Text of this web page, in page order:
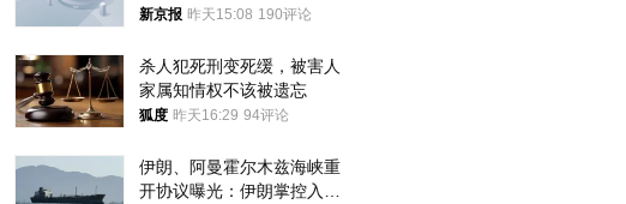
新京报 昨天15:08 190评论
杀人犯死刑变死缓，被害人
家属知情权不该被遗忘
狐度 昨天16:29 94评论
伊朗、阿曼霍尔木兹海峡重
开协议曝光：伊朗掌控入湾